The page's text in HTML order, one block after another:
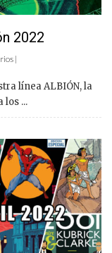
2022
|
línea ALBIÓN, la
los ...